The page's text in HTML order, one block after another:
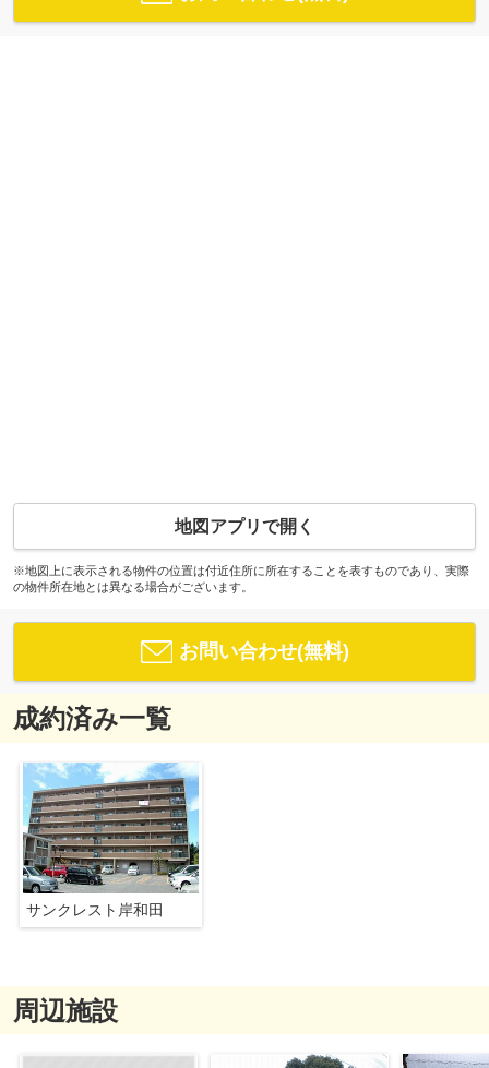
地図アプリで開く
※地図上に表示される物件の位置は付近住所に所在することを表すものであり、実際
の物件所在地とは異なる場合がございます。
お問い合わせ(無料)
成約済み一覧
サンクレスト岸和田
周辺施設